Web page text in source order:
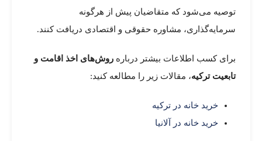
توصیه می‌شود که متقاضیان پیش از هرگونه
سرمایه‌گذاری، مشاوره حقوقی و اقتصادی دریافت کنند.
برای کسب اطلاعات بیشتر درباره روش‌های اخذ اقامت و
تابعیت ترکیه، مقالات زیر را مطالعه کنید:
خرید خانه در ترکیه
خرید خانه در آلانیا